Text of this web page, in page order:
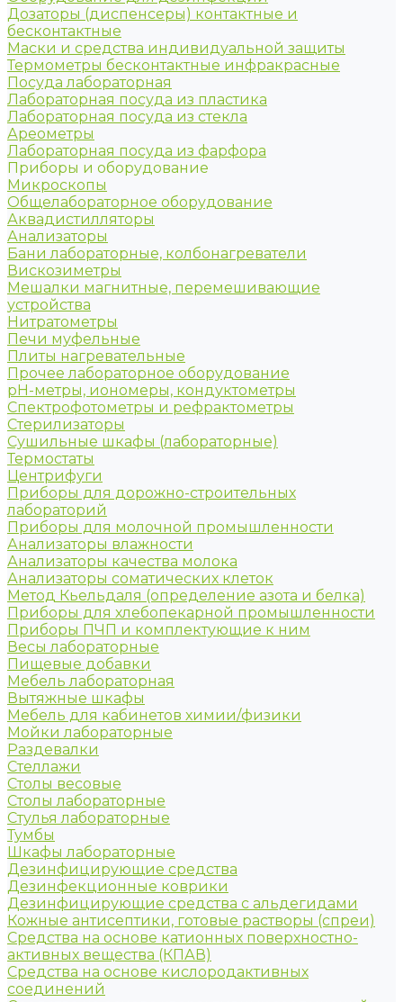
Дозаторы (диспенсеры) контактные и
бесконтактные
Маски и средства индивидуальной защиты
Термометры бесконтактные инфракрасные
Посуда лабораторная
Лабораторная посуда из пластика
Лабораторная посуда из стекла
Ареометры
Лабораторная посуда из фарфора
Приборы и оборудование
Микроскопы
Общелабораторное оборудование
Аквадистилляторы
Анализаторы
Бани лабораторные, колбонагреватели
Вискозиметры
Мешалки магнитные, перемешивающие
устройства
Нитратометры
Печи муфельные
Плиты нагревательные
Прочее лабораторное оборудование
рН-метры, иономеры, кондуктометры
Спектрофотометры и рефрактометры
Стерилизаторы
Сушильные шкафы (лабораторные)
Термостаты
Центрифуги
Приборы для дорожно-строительных
лабораторий
Приборы для молочной промышленности
Анализаторы влажности
Анализаторы качества молока
Анализаторы соматических клеток
Метод Кьельдаля (определение азота и белка)
Приборы для хлебопекарной промышленности
Приборы ПЧП и комплектующие к ним
Весы лабораторные
Пищевые добавки
Мебель лабораторная
Вытяжные шкафы
Мебель для кабинетов химии/физики
Мойки лабораторные
Раздевалки
Стеллажи
Столы весовые
Столы лабораторные
Стулья лабораторные
Тумбы
Шкафы лабораторные
Дезинфицирующие средства
Дезинфекционные коврики
Дезинфицирующие средства с альдегидами
Кожные антисептики, готовые растворы (спреи)
Средства на основе катионных поверхностно-
активных вещества (КПАВ)
Средства на основе кислородактивных
соединений